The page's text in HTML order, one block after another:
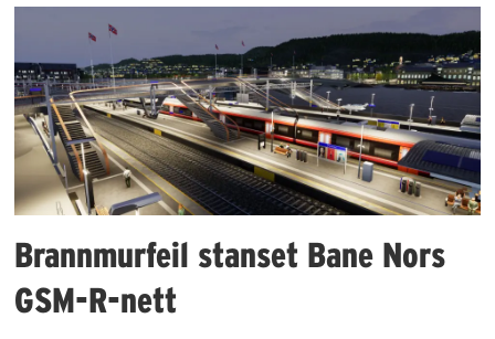
Brannmurfeil stanset Bane Nors
GSM-R-nett